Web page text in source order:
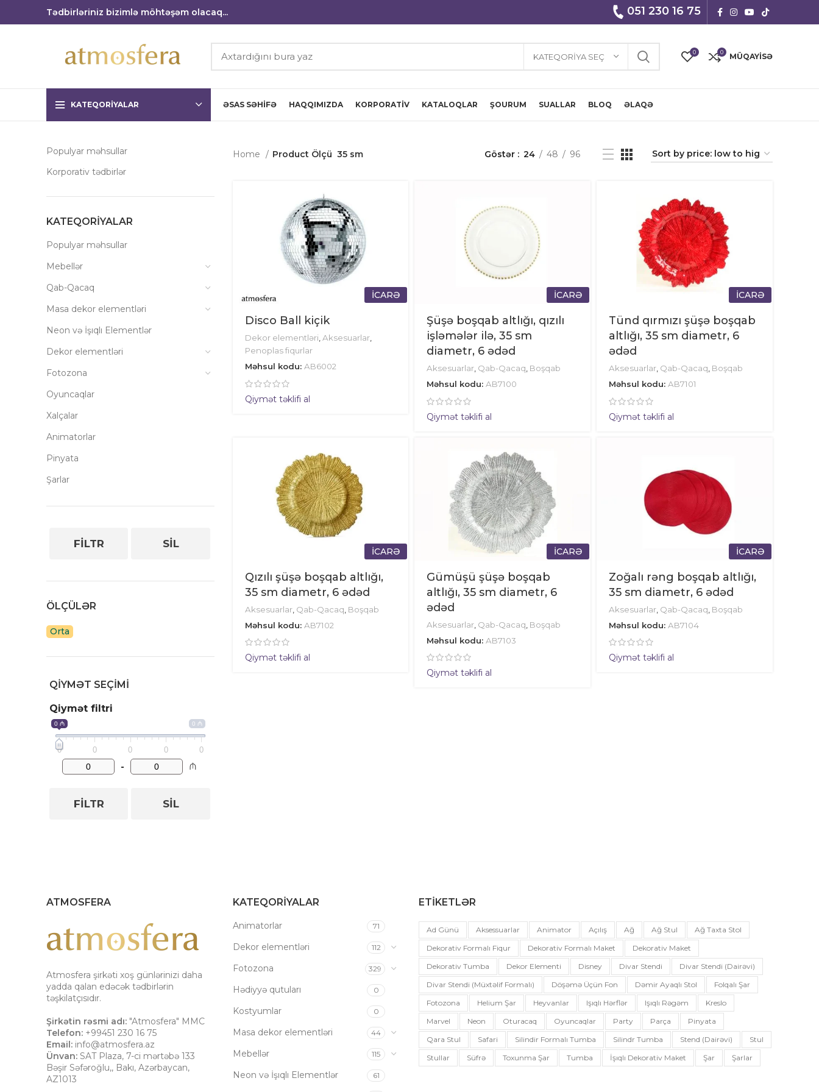
Tədbirləriniz bizimlə möhtəşəm olacaq... 051 230 16 75
KATEQORIYA SEÇ 0 0 MÜQAYISƏ
KATEQORIYALAR ƏSAS SƏHIFƏ HAQQIMIZDA KORPORATIV KATALOQLAR ŞOURUM SUALLAR BLOQ ƏLAQƏ
Populyar məhsullar
Korporativ tədbirlər
KATEQORIYALAR
Populyar məhsullar
Mebellər
Qab-Qacaq
Masa dekor elementləri
Neon və İşıqlı Elementlər
Dekor elementləri
Fotozona
Oyuncaqlar
Xalçalar
Animatorlar
Pinyata
Şarlar
FILTR SIL
ÖLÇÜLƏR
Orta
QIYMƏT SEÇIMI
Qiymət filtri
0 ₼
0 ₼
0 0 0 0 0
- ₼
FILTR SIL
Home Product Ölçü 35 sm Göstər 24 48 96
İCARƏ
Disco Ball kiçik
Dekor elementləri,Aksesuarlar,
Penoplas fiqurlar
Məhsul kodu: AB6002
Qiymət təklifi al
İCARƏ
Şüşə boşqab altlığı, qızılı
işləmələr ilə, 35 sm
diametr, 6 ədəd
Aksesuarlar, Qab-Qacaq, Boşqab
Məhsul kodu:AB7100
Qiymət təklifi al
İCARƏ
Tünd qırmızı şüşə boşqab
altlığı, 35 sm diametr, 6
ədəd
Aksesuarlar, Qab-Qacaq, Boşqab
Məhsul kodu:AB7101
Qiymət təklifi al
İCARƏ
Qızılı şüşə boşqab altlığı,
35 sm diametr, 6 ədəd
Aksesuarlar, Qab-Qacaq Boşqab
Məhsul kodu: AB7102
Qiymət təklifi al
İCARƏ
Gümüşü şüşə boşqab
altlığı, 35 sm diametr, 6
ədəd
Aksesuarlar Qab-Qacaq Boşqab
Məhsul kodu:AB7103
Qiymət təklifi al
İCARƏ
Zoğalı rəng boşqab altlığı,
35 sm diametr, 6 ədəd
Aksesuarlar Qab-Qacaq Boşqab
Məhsul kodu:AB7104
Qiymət təklifi al
ATMOSFERA
Atmosfera şirkəti xoş günlərinizi daha
yadda qalan edəcək tədbirlərin
təşkilatçısıdır.
Şirkətin rəsmi adı: "Atmosfera" MMC
Telefon: +99451 230 16 75
Email: info@atmosfera.az
Ünvan: SAT Plaza, 7-ci mərtəbə 133
Bəşir Səfəroğlu,, Bakı, Azərbaycan,
AZ1013
KATEQORIYALAR
Animatorlar 71
Dekor elementləri 112
Fotozona 329
Hədiyyə qutuları 0
Kostyumlar 0
Masa dekor elementləri 44
Mebellər 115
Neon və İşıqlı Elementlər 61
ETIKETLƏR
Ad Günü Aksessuarlar Animator Açılış Ağ Ağ Stul
Ağ Taxta Stol
Dekorativ Formalı Fiqur
Dekorativ Formalı Maket
Dekorativ Maket
Dekorativ Tumba
Dekor Elementi Disney Divar Stendi
Divar Stendi (dairəvi)
Divar Stendi (müxtəlif Formalı)
Döşəmə Üçün Fon Dəmir Ayaqlı Stol
Folqalı Şar
Fotozona
Helium Şar Heyvanlar Işıqlı Hərflər Işıqlı Rəgəm
Kreslo
Marvel
Neon Oturacaq Oyuncaqlar Party Parça
Pinyata
Qara Stul
Safari Silindir Formalı Tumba Silindr Tumba Stend (dairəvi)
Stul
Stullar
Süfrə Toxunma Şar Tumba İşıqlı Dekorativ Maket Şar Şarlar